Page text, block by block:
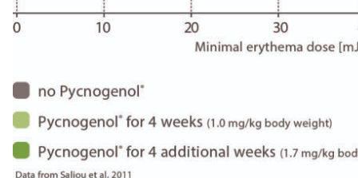
giả dược được thực hiện vào năm 2011 tại Mỹ và 2021
tại Trung Quốc đều cho thấy, Pycnogenol tăng cường
hiệu quả bảo vệ dưới ánh nắng mặt trời đồng thời tăng
hiệu quả chống nắng khi kết hợp cùng kem chống
nắng.